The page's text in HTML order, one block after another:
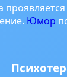
Юмор